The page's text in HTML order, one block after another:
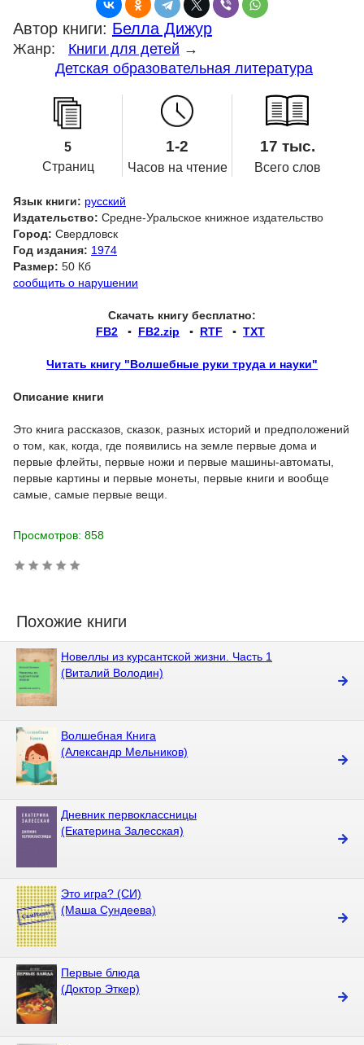
Автор книги: Белла Дижур
Жанр: Книги для детей →
Детская образовательная литература
5
Страниц
1-2
Часов на чтение
17 тыс.
Всего слов
Язык книги: русский
Издательство: Средне-Уральское книжное издательство
Город: Свердловск
Год издания: 1974
Размер: 50 Кб
сообщить о нарушении
Скачать книгу бесплатно:
FB2 ▪ FB2.zip ▪ RTF ▪ TXT
Читать книгу "Волшебные руки труда и науки"
Описание книги
Это книга рассказов, сказок, разных историй и предположений
о том, как, когда, где появились на земле первые дома и
первые флейты, первые ножи и первые машины-автоматы,
первые картины и первые монеты, первые книги и вообще
самые, самые первые вещи.
Просмотров: 858
Похожие книги
Новеллы из курсантской жизни. Часть 1
(Виталий Володин)
Волшебная Книга
(Александр Мельников)
Дневник первоклассницы
(Екатерина Залесская)
Это игра? (СИ)
(Маша Сундеева)
Первые блюда
(Доктор Эткер)